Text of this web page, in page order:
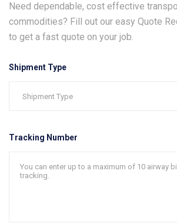
Need dependable, cost effective
commodities? Fill out our easy Quote
to get a fast quote on your job.
Shipment Type
Tracking Number